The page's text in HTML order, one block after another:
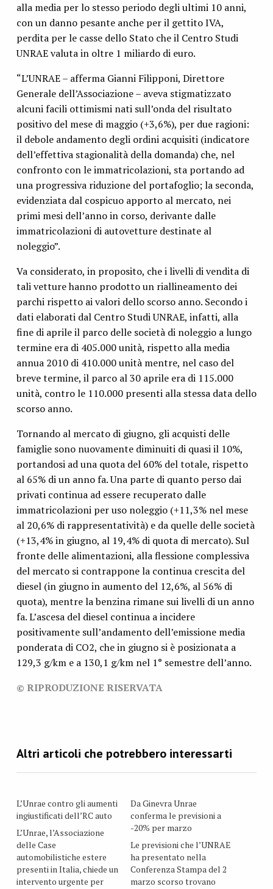
alla media per lo stesso periodo degli ultimi 10 anni,
con un danno pesante anche per il gettito IVA,
perdita per le casse dello Stato che il Centro Studi
UNRAE valuta in oltre 1 miliardo di euro.
“L’UNRAE – afferma Gianni Filipponi, Direttore
Generale dell’Associazione – aveva stigmatizzato
alcuni facili ottimismi nati sull’onda del risultato
positivo del mese di maggio (+3,6%), per due ragioni:
il debole andamento degli ordini acquisiti (indicatore
dell’effettiva stagionalità della domanda) che, nel
confronto con le immatricolazioni, sta portando ad
una progressiva riduzione del portafoglio; la seconda,
evidenziata dal cospicuo apporto al mercato, nei
primi mesi dell’anno in corso, derivante dalle
immatricolazioni di autovetture destinate al
noleggio”.
Va considerato, in proposito, che i livelli di vendita di
tali vetture hanno prodotto un riallineamento dei
parchi rispetto ai valori dello scorso anno. Secondo i
dati elaborati dal Centro Studi UNRAE, infatti, alla
fine di aprile il parco delle società di noleggio a lungo
termine era di 405.000 unità, rispetto alla media
annua 2010 di 410.000 unità mentre, nel caso del
breve termine, il parco al 30 aprile era di 115.000
unità, contro le 110.000 presenti alla stessa data dello
scorso anno.
Tornando al mercato di giugno, gli acquisti delle
famiglie sono nuovamente diminuiti di quasi il 10%,
portandosi ad una quota del 60% del totale, rispetto
al 65% di un anno fa. Una parte di quanto perso dai
privati continua ad essere recuperato dalle
immatricolazioni per uso noleggio (+11,3% nel mese
al 20,6% di rappresentatività) e da quelle delle società
(+13,4% in giugno, al 19,4% di quota di mercato). Sul
fronte delle alimentazioni, alla flessione complessiva
del mercato si contrappone la continua crescita del
diesel (in giugno in aumento del 12,6%, al 56% di
quota), mentre la benzina rimane sui livelli di un anno
fa. L’ascesa del diesel continua a incidere
positivamente sull’andamento dell’emissione media
ponderata di CO2, che in giugno si è posizionata a
129,3 g/km e a 130,1 g/km nel 1° semestre dell’anno.
© RIPRODUZIONE RISERVATA
L’Unrae contro gli aumenti
ingiustificati dell’RC auto
L’Unrae, l’Associazione
delle Case
automobilistiche estere
presenti in Italia, chiede un
intervento urgente per
Da Ginevra Unrae
conferma le previsioni a
-20% per marzo
Le previsioni che l’UNRAE
ha presentato nella
Conferenza Stampa del 2
marzo scorso trovano